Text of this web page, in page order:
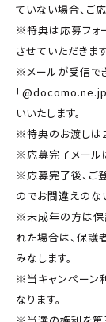
ていない場合、ご
※特典は応募フォ
させていただきます
※メールが受信で
「@docomo.ne.jp
いいたします。
※特典のお渡しは
※応募完了メール
※応募完了後、ご
のでお間違えのな
※未成年の方は保
れた場合は、保護
みなします。
※当キャンペーン
なります。